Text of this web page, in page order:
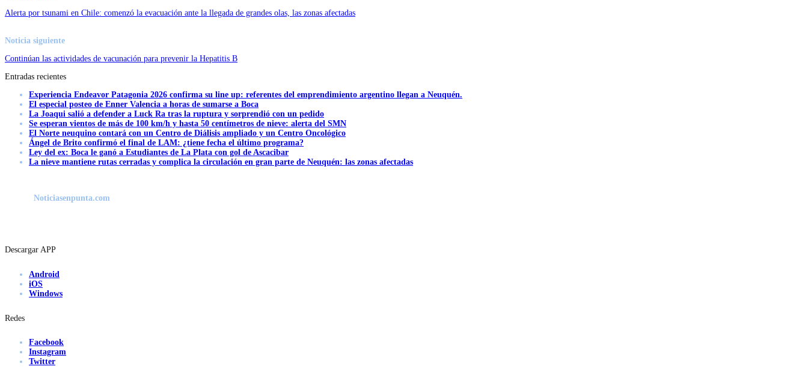
Alerta por tsunami en Chile: comenzó la evacuación ante la llegada de grandes olas, las zonas afectadas
Noticia siguiente
Continúan las actividades de vacunación para prevenir la Hepatitis B
Entradas recientes
Experiencia Endeavor Patagonia 2026 confirma su line up: referentes del emprendimiento argentino llegan a Neuquén.
El especial posteo de Enner Valencia a horas de sumarse a Boca
La Joaqui salió a defender a Luck Ra tras la ruptura y sorprendió con un pedido
Se esperan vientos de más de 100 km/h y hasta 50 centímetros de nieve: alerta del SMN
El Norte neuquino contará con un Centro de Diálisis ampliado y un Centro Oncológico
Ángel de Brito confirmó el final de LAM: ¿tiene fecha el último programa?
Ley del ex: Boca le ganó a Estudiantes de La Plata con gol de Ascacibar
La nieve mantiene rutas cerradas y complica la circulación en gran parte de Neuquén: las zonas afectadas
Noticiasenpunta.com
Descargar APP
Android
iOS
Windows
Redes
Facebook
Instagram
Twitter